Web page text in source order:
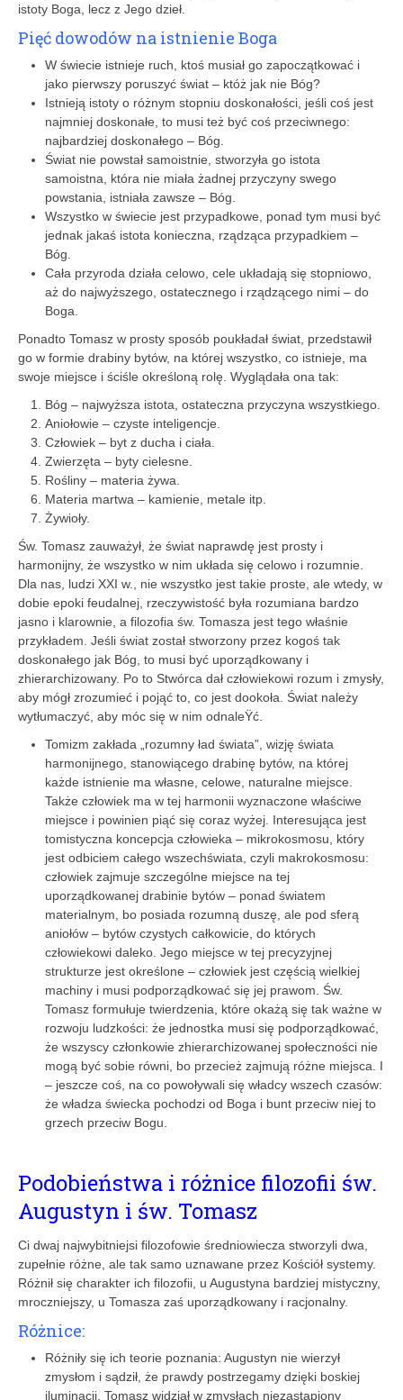
istoty Boga, lecz z Jego dzieł.
Pięć dowodów na istnienie Boga
W świecie istnieje ruch, ktoś musiał go zapoczątkować i
jako pierwszy poruszyć świat – któż jak nie Bóg?
Istnieją istoty o różnym stopniu doskonałości, jeśli coś jest
najmniej doskonałe, to musi też być coś przeciwnego:
najbardziej doskonałego – Bóg.
Świat nie powstał samoistnie, stworzyła go istota
samoistna, która nie miała żadnej przyczyny swego
powstania, istniała zawsze – Bóg.
Wszystko w świecie jest przypadkowe, ponad tym musi być
jednak jakaś istota konieczna, rządząca przypadkiem –
Bóg.
Cała przyroda działa celowo, cele układają się stopniowo,
aż do najwyższego, ostatecznego i rządzącego nimi – do
Boga.
Ponadto Tomasz w prosty sposób poukładał świat, przedstawił
go w formie drabiny bytów, na której wszystko, co istnieje, ma
swoje miejsce i ściśle określoną rolę. Wyglądała ona tak:
Bóg – najwyższa istota, ostateczna przyczyna wszystkiego.
Aniołowie – czyste inteligencje.
Człowiek – byt z ducha i ciała.
Zwierzęta – byty cielesne.
Rośliny – materia żywa.
Materia martwa – kamienie, metale itp.
Żywioły.
Św. Tomasz zauważył, że świat naprawdę jest prosty i
harmonijny, że wszystko w nim układa się celowo i rozumnie.
Dla nas, ludzi XXI w., nie wszystko jest takie proste, ale wtedy, w
dobie epoki feudalnej, rzeczywistość była rozumiana bardzo
jasno i klarownie, a filozofia św. Tomasza jest tego właśnie
przykładem. Jeśli świat został stworzony przez kogoś tak
doskonałego jak Bóg, to musi być uporządkowany i
zhierarchizowany. Po to Stwórca dał człowiekowi rozum i zmysły,
aby mógł zrozumieć i pojąć to, co jest dookoła. Świat należy
wytłumaczyć, aby móc się w nim odnaleŸć.
Tomizm zakłada „rozumny ład świata”, wizję świata
harmonijnego, stanowiącego drabinę bytów, na której
każde istnienie ma własne, celowe, naturalne miejsce.
Także człowiek ma w tej harmonii wyznaczone właściwe
miejsce i powinien piąć się coraz wyżej. Interesująca jest
tomistyczna koncepcja człowieka – mikrokosmosu, który
jest odbiciem całego wszechświata, czyli makrokosmosu:
człowiek zajmuje szczególne miejsce na tej
uporządkowanej drabinie bytów – ponad światem
materialnym, bo posiada rozumną duszę, ale pod sferą
aniołów – bytów czystych całkowicie, do których
człowiekowi daleko. Jego miejsce w tej precyzyjnej
strukturze jest określone – człowiek jest częścią wielkiej
machiny i musi podporządkować się jej prawom. Św.
Tomasz formułuje twierdzenia, które okażą się tak ważne w
rozwoju ludzkości: że jednostka musi się podporządkować,
że wszyscy członkowie zhierarchizowanej społeczności nie
mogą być sobie równi, bo przecież zajmują różne miejsca. I
– jeszcze coś, na co powoływali się władcy wszech czasów:
że władza świecka pochodzi od Boga i bunt przeciw niej to
grzech przeciw Bogu.
Podobieństwa i różnice filozofii św.
Augustyn i św. Tomasz
Ci dwaj najwybitniejsi filozofowie średniowiecza stworzyli dwa,
zupełnie różne, ale tak samo uznawane przez Kościół systemy.
Różnił się charakter ich filozofii, u Augustyna bardziej mistyczny,
mroczniejszy, u Tomasza zaś uporządkowany i racjonalny.
Różnice:
Różniły się ich teorie poznania: Augustyn nie wierzył
zmysłom i sądził, że prawdy postrzegamy dzięki boskiej
iluminacji, Tomasz widział w zmysłach niezastąpiony